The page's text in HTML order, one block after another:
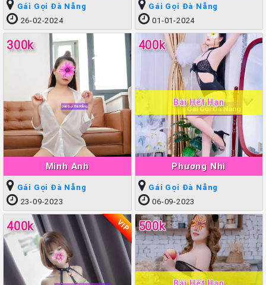
Gái Gọi Đà Nẵng
26-02-2024
Gái Gọi Đà Nẵng
01-01-2024
Minh Anh
300k
Gái Gọi Đà Nẵng
23-09-2023
Phương Nhi
400k
Bài Hết Hạn
Gái Gọi Đà Nẵng
06-09-2023
400k VIP 500k